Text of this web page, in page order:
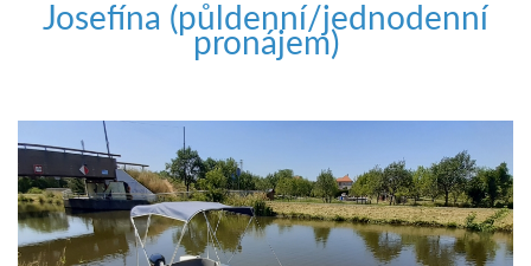
Josefína (půldenní/jednodenní
pronájem)